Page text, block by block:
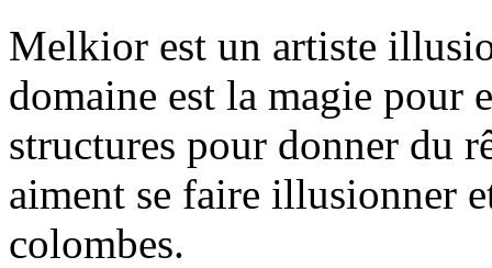
Melkior est un artiste
domaine est la magie pour
structures pour donner du
aiment se faire illusionner
colombes.